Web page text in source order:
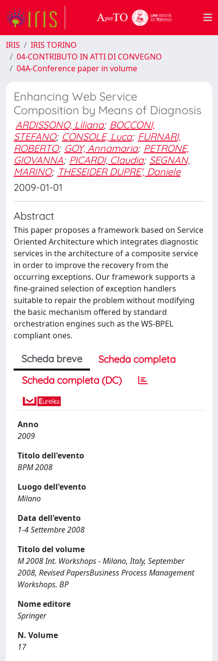
IRIS
IRIS TORINO
04-CONTRIBUTO IN ATTI DI CONVEGNO
04A-Conference paper in volume
Enhancing Web Service
Composition by Means of Diagnosis
ARDISSONO, Liliana; BOCCONI,
STEFANO; CONSOLE, Luca; FURNARI,
ROBERTO; GOY, Annamaria; PETRONE,
GIOVANNA; PICARDI, Claudia; SEGNAN,
MARINO; THESEIDER DUPRE', Daniele
2009-01-01
Abstract
This paper proposes a framework based on Service
Oriented Architecture which integrates diagnostic
services in the architecture of a composite service
in order to improve the recovery from the
occurring exceptions. Our framework supports a
fine-grained selection of exception handlers
suitable to repair the problem without modifying
the basic mechanism offered by standard
orchestration engines such as the WS-BPEL
compliant ones.
Scheda breve
Scheda completa
Scheda completa (DC)
Anno
2009
Titolo dell'evento
BPM 2008
Luogo dell'evento
Milano
Data dell'evento
1-4 Settembre 2008
Titolo del volume
M 2008 Int. Workshops - Milano, Italy, September
2008, Revised PapersBusiness Process Management
Workshops. BP
Nome editore
Springer
N. Volume
17